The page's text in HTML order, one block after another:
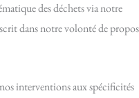
des déchets via notre
dans notre volonté de
interventions aux spécificités